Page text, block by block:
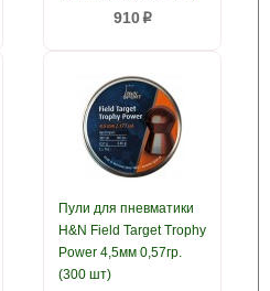
910p
Пули для пневматики
H&N Field Target Trophy
Power 4,5мм 0,57гр.
(300 шт)